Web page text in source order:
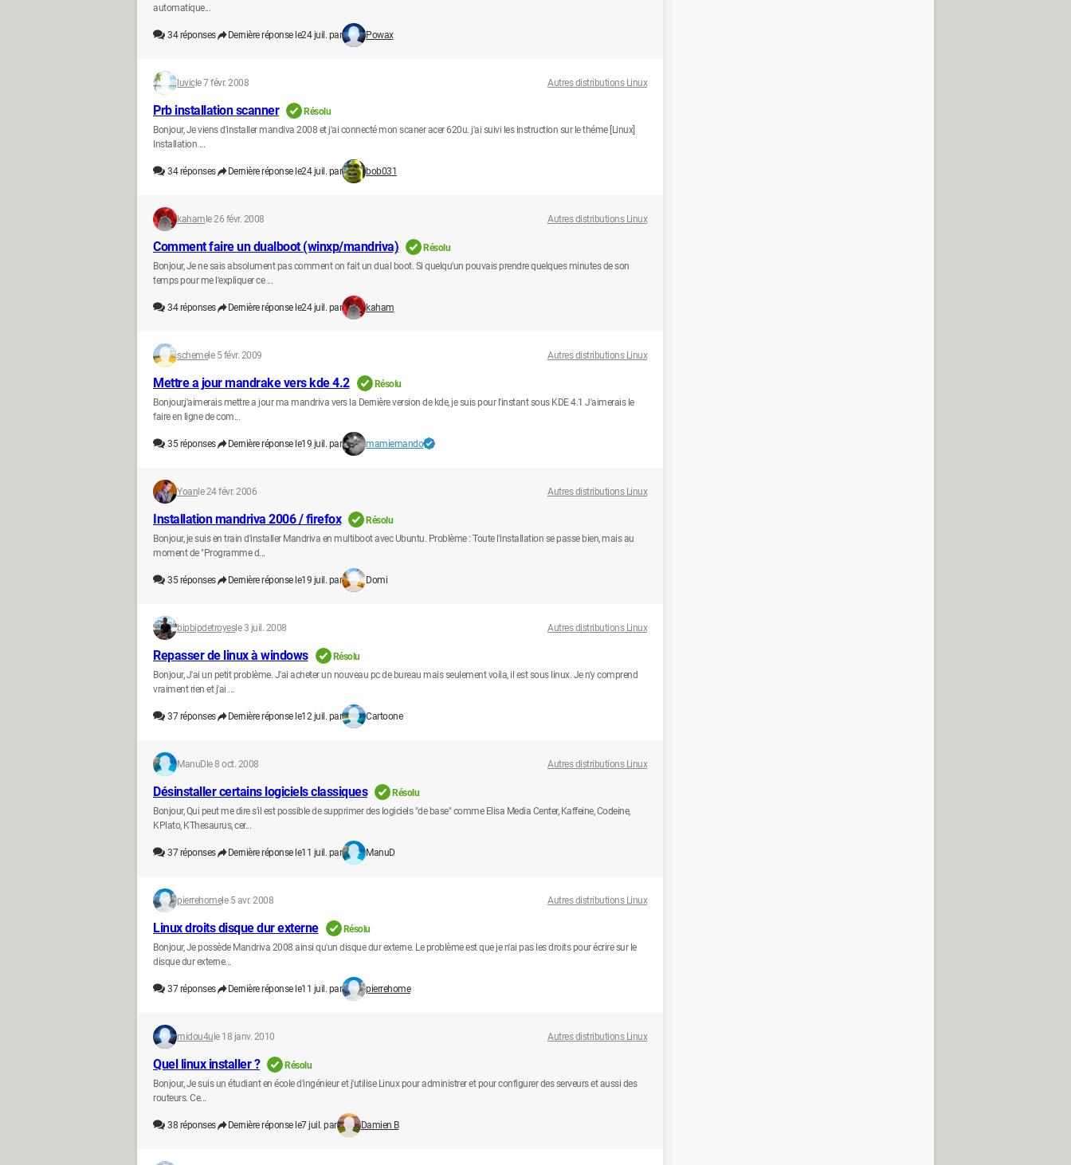
automatique...
34réponses Dernière réponse le24 juil. par Powax
luvicle 7 févr. 2008 Autres distributions Linux
Prb installation scanner
Résolu
Bonjour, Je viens d'installer mandiva 2008 et j'ai connecté mon scaner acer 620u. j'ai suivi les instruction sur le théme [Linux]
Installation ...
34réponses Dernière réponse le24 juil. par bob031
kaham le 26 févr. 2008 Autres distributions Linux
Comment faire un dualboot (winxp/mandriva)
Résolu
Bonjour, Je ne sais absolument pas comment on fait un dual boot. Si quelqu'un pouvais prendre quelques minutes de son
temps pour me l'expliquer ce ...
34réponses Dernière réponse le24 juil. par kaham
schemele 5 févr. 2009 Autres distributions Linux
Mettre a jour mandrake vers kde 4.2
Résolu
Bonjour,j'aimerais mettre a jour ma mandriva vers la Dernière version de kde, je suis pour l'instant sous KDE 4.1 J'aimerais le
faire en ligne de com...
35réponses Dernière réponse le19 juil. par mamiemando
Yoan le 24 févr. 2006 Autres distributions Linux
Installation mandriva 2006 / firefox
Résolu
Bonjour, je suis en train d'installer Mandriva en multiboot avec Ubuntu. Problème : Toute l'installation se passe bien, mais au
moment de "Programme d...
35réponses Dernière réponse le19 juil. par Domi
bipbipdetroyesle 3 juil. 2008 Autres distributions Linux
Repasser de linux à windows
Résolu
Bonjour, J'ai un petit problème. J'ai acheter un nouveau pc de bureau mais seulement voila, il est sous linux. Je n'y comprend
vraiment rien et j'ai ...
37réponses Dernière réponse le12 juil. par Cartoone
ManuD le 8 oct. 2008 Autres distributions Linux
Désinstaller certains logiciels classiques
Résolu
Bonjour, Qui peut me dire s'il est possible de supprimer des logiciels "de base" comme Elisa Media Center, Kaffeine, Codeine,
KPlato, KThesaurus, cer...
37réponses Dernière réponse le11 juil. par ManuD
pierrehomele 5 avr. 2008 Autres distributions Linux
Linux droits disque dur externe
Résolu
Bonjour, Je possède Mandriva 2008 ainsi qu'un disque dur externe. Le problème est que je n'ai pas les droits pour écrire sur le
disque dur externe...
37réponses Dernière réponse le11 juil. par pierrehome
midou4u le 18 janv. 2010 Autres distributions Linux
Quel linux installer ?
Résolu
Bonjour, Je suis un étudiant en école d'ingénieur et j'utilise Linux pour administrer et pour configurer des serveurs et aussi des
routeurs. Ce...
38 réponses Dernière réponse le7 juil. par Damien B